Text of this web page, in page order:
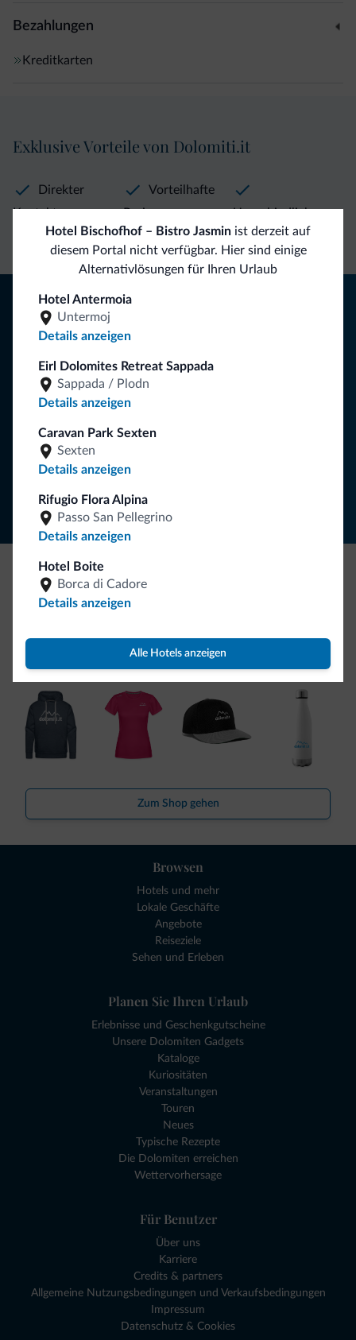
Bezahlungen
Kreditkarten
Hotel Bischofhof – Bistro Jasmin ist derzeit auf
diesem Portal nicht verfügbar. Hier sind einige
Alternativlösungen für Ihren Urlaub
Hotel Antermoia
Untermoj
Details anzeigen
Eirl Dolomites Retreat Sappada
Sappada / Plodn
Details anzeigen
Caravan Park Sexten
Sexten
Details anzeigen
Rifugio Flora Alpina
Passo San Pellegrino
Details anzeigen
Hotel Boite
Borca di Cadore
Details anzeigen
Alle Hotels anzeigen
Exklusive Vorteile von Dolomiti.it
Direkter
Kontakt
Vorteilhafte
Preise
Unverbindliche
Anfragen
Folgen Sie Dolomiti.it auf
Tipps aus den Dolomiten
Sie erhalten Informationen, exklusive Angebote und
Seien Sie originell, entdecken Sie die neue
So viele von Ihnen haben uns gefragt. Die neue Kollektion
von Dolomiti.it ist da!
Zum Shop gehen
Browsen
Hotels und mehr
Lokale Geschäfte
Angebote
Reiseziele
Sehen und Erleben
Planen Sie Ihren Urlaub
Erlebnisse und Geschenkgutscheine
Unsere Dolomiten Gadgets
Kataloge
Kuriositäten
Veranstaltungen
Touren
Neues
Typische Rezepte
Die Dolomiten erreichen
Wettervorhersage
Für Benutzer
Über uns
Karriere
Credits & partners
Allgemeine Nutzungsbedingungen und Verkaufsbedingungen
Impressum
Datenschutz & Cookies